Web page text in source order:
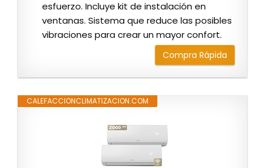
esfuerzo. Incluye kit de instalación en
ventanas. Sistema que reduce las posibles
vibraciones para crear un mayor confort.
Compra Rápida
CALEFACCIONCLIMATIZACION.COM